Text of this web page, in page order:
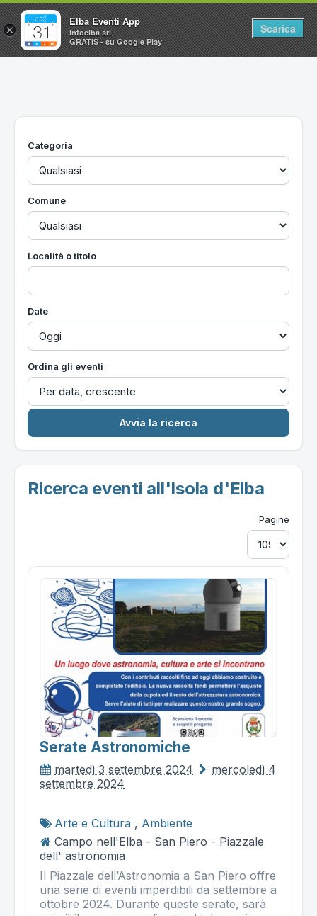
Home
Utilità
Categoria
Comune
Località o titolo
Date
Ordina gli eventi
Ricerca eventi all'Isola d'Elba
Pagine
Serate Astronomiche
martedì 3 settembre 2024
mercoledì 4
settembre 2024
Arte e Cultura , Ambiente
Campo nell'Elba - San Piero - Piazzale
dell' astronomia
Il Piazzale dell’Astronomia a San Piero offre
una serie di eventi imperdibili da settembre a
ottobre 2024. Durante queste serate, sarà
×
Elba Eventi App
Infoelba srl
GRATIS - su Google Play
Scarica